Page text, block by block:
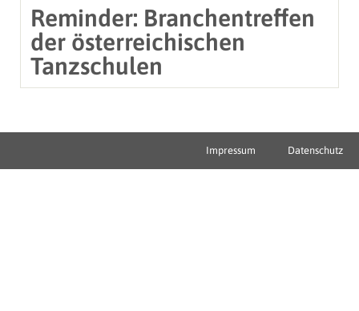
Reminder: Branchentreffen
der österreichischen
Tanzschulen
Impressum Datenschutz